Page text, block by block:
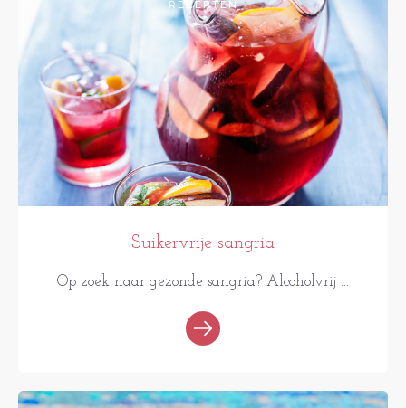
RECEPTEN
Suikervrije sangria
Op zoek naar gezonde sangria? Alcoholvrij ...